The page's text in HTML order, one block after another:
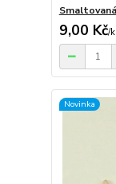
9,00 Kč/
Novinka